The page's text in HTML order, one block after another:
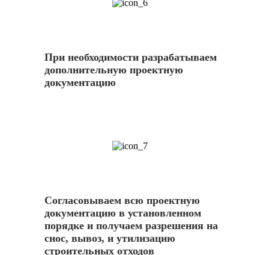
При необходимости разрабатываем
дополнительную проектную
документацию
Согласовываем всю проектную
документацию в установленном
порядке и получаем разрешения на
снос, вывоз, и утилизацию
строительных отходов